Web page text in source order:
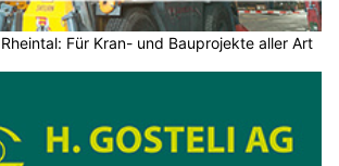
Für Kran- und Bauprojekte aller Art